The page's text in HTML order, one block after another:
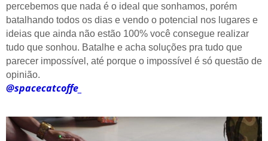
percebemos que nada é o ideal que sonhamos, porém
batalhando todos os dias e vendo o potencial nos lugares e
ideias que ainda não estão 100% você consegue realizar
tudo que sonhou. Batalhe e acha soluções pra tudo que
parecer impossível, até porque o impossível é só questão de
opinião.
@spacecatcoffe_